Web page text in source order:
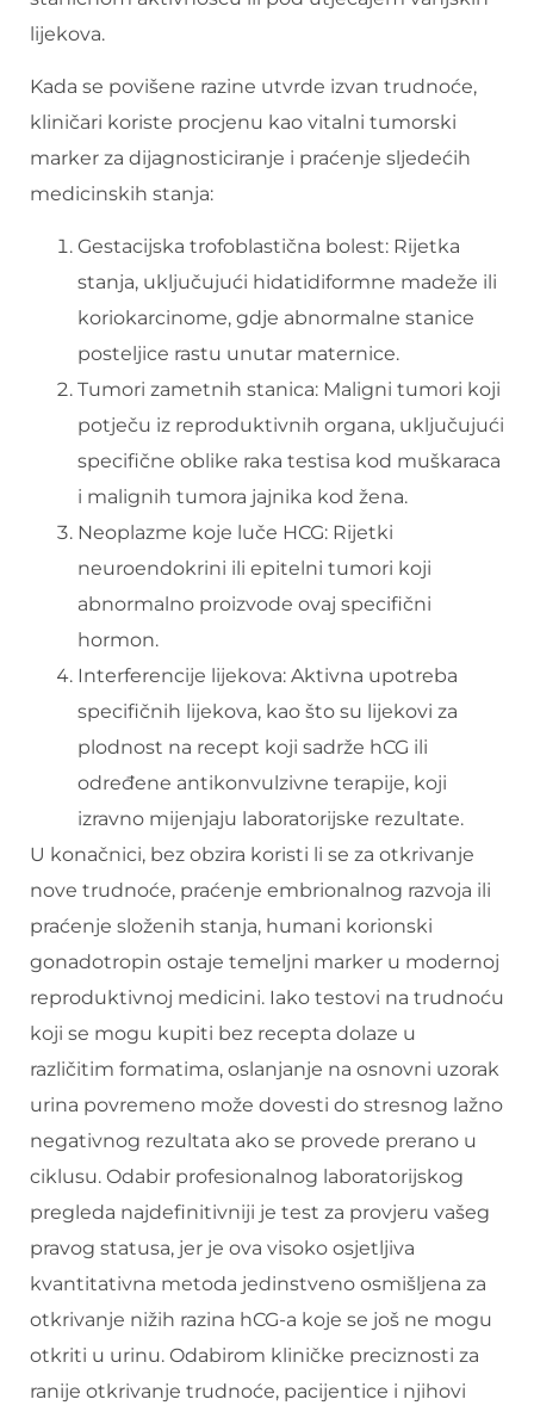
lijekova.
Kada se povišene razine utvrde izvan trudnoće,
kliničari koriste procjenu kao vitalni tumorski
marker za dijagnosticiranje i praćenje sljedećih
medicinskih stanja:
Gestacijska trofoblastična bolest: Rijetka
stanja, uključujući hidatidiformne madeže ili
koriokarcinome, gdje abnormalne stanice
posteljice rastu unutar maternice.
Tumori zametnih stanica: Maligni tumori koji
potječu iz reproduktivnih organa, uključujući
specifične oblike raka testisa kod muškaraca
i malignih tumora jajnika kod žena.
Neoplazme koje luče HCG: Rijetki
neuroendokrini ili epitelni tumori koji
abnormalno proizvode ovaj specifični
hormon.
Interferencije lijekova: Aktivna upotreba
specifičnih lijekova, kao što su lijekovi za
plodnost na recept koji sadrže hCG ili
određene antikonvulzivne terapije, koji
izravno mijenjaju laboratorijske rezultate.
U konačnici, bez obzira koristi li se za otkrivanje
nove trudnoće, praćenje embrionalnog razvoja ili
praćenje složenih stanja, humani korionski
gonadotropin ostaje temeljni marker u modernoj
reproduktivnoj medicini. Iako testovi na trudnoću
koji se mogu kupiti bez recepta dolaze u
različitim formatima, oslanjanje na osnovni uzorak
urina povremeno može dovesti do stresnog lažno
negativnog rezultata ako se provede prerano u
ciklusu. Odabir profesionalnog laboratorijskog
pregleda najdefinitivniji je test za provjeru vašeg
pravog statusa, jer je ova visoko osjetljiva
kvantitativna metoda jedinstveno osmišljena za
otkrivanje nižih razina hCG-a koje se još ne mogu
otkriti u urinu. Odabirom kliničke preciznosti za
ranije otkrivanje trudnoće, pacijentice i njihovi